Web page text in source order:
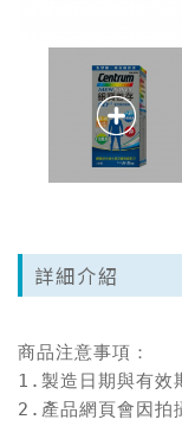
詳細介紹
商品注意事項：
1.製造日期與有效
2.產品網頁會因拍